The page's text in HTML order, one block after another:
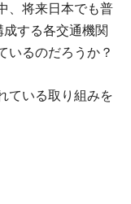
、将来日本でも普
する各交通機関
いるのだろうか？
ている取り組みを